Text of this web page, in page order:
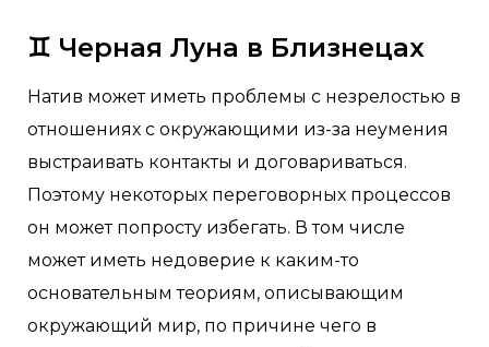
♊️ Черная Луна в Близнецах
Натив может иметь проблемы с незрелостью в
отношениях с окружающими из-за неумения
выстраивать контакты и договариваться.
Поэтому некоторых переговорных процессов
он может попросту избегать. В том числе
может иметь недоверие к каким-то
основательным теориям, описывающим
окружающий мир, по причине чего в